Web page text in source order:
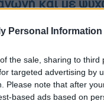
Personal Information
the sale, sharing to
targeted advertising by
Please note that after
based ads based on
και με
Ωστόσο, μετά από
πλέον τον
και